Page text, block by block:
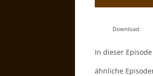
Download:
In dieser
ähnliche